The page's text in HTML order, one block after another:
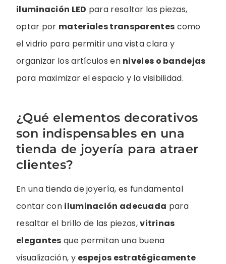
iluminación LED para resaltar las piezas,
optar por materiales transparentes como
el vidrio para permitir una vista clara y
organizar los artículos en niveles o bandejas
para maximizar el espacio y la visibilidad.
¿Qué elementos decorativos
son indispensables en una
tienda de joyería para atraer
clientes?
En una tienda de joyería, es fundamental
contar con iluminación adecuada para
resaltar el brillo de las piezas,vitrinas
elegantes que permitan una buena
visualización, y espejos estratégicamente